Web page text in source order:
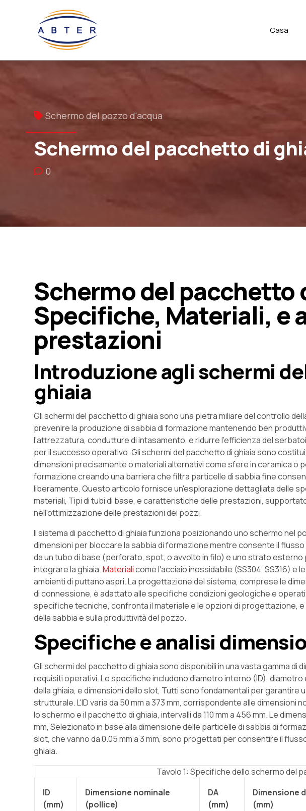
Casa
Schermo del pozzo d'acqua
Schermo del pacchetto di
0
Schermo del pacchetto
Specifiche, Materiali, e
prestazioni
Introduzione agli schermi
ghiaia
Gli schermi del pacchetto di ghiaia sono una pietra miliare del controllo
prevenire la produzione di sabbia di formazione mantenendo ben
l'attrezzatura, condutture di intasamento, e ridurre l'efficienza del
per il successo operativo. Gli schermi del pacchetto di ghiaia sono
dimensioni precisamente o materiali alternativi come sfere in ceramica o
formazione creando una barriera che filtra particelle di sabbia fine
liberamente. Questo articolo fornisce un'esplorazione dettagliata delle
materiali, Tipi di tubi di base, e caratteristiche delle prestazioni,
nell'ottimizzazione delle prestazioni dei pozzi.
Il sistema di pacchetto di ghiaia funziona posizionando uno schermo nel
dimensioni per bloccare la sabbia di formazione mentre consente il
da un tubo di base (perforato, spot, o avvolto in filo) e uno strato
integrare la ghiaia.Materialicome l'acciaio inossidabile (SS304, SS316) e
ambienti di puttano aspri. La progettazione del sistema, comprese le
di connessione, è adattato alle specifiche condizioni geologiche e
specifiche tecniche, confronta il materiale e le opzioni di progettazione,
della sabbia e sulla produttività del pozzo.
Specifiche e analisi
Gli schermi del pacchetto di ghiaia sono disponibili in una vasta gamma
requisiti operativi. Le specifiche includono diametro interno (ID),
della ghiaia, e dimensioni dello slot, Tutti sono fondamentali per
strutturale. L'ID varia da 50 mm a 373 mm, corrispondente alle dimensioni
lo schermo e il pacchetto di ghiaia, intervalli da 110 mm a 456 mm. Le
mm, Selezionato in base alla dimensione delle particelle di sabbia di
slot, che vanno da 0.05 mm a 3 mm, sono progettati per consentire il
ghiaia.
Tavolo 1: Specifiche dello schermo del
ID
(mm)
Dimensione nominale
(pollice)
DA
(mm)
Dimensione
(mm)